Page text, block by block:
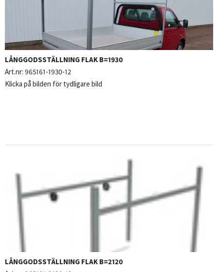
LÅNGGODSSTÄLLNING FLAK B=1930
Art.nr: 965161-1930-12
Klicka på bilden för tydligare bild
LÅNGGODSSTÄLLNING FLAK B=2120